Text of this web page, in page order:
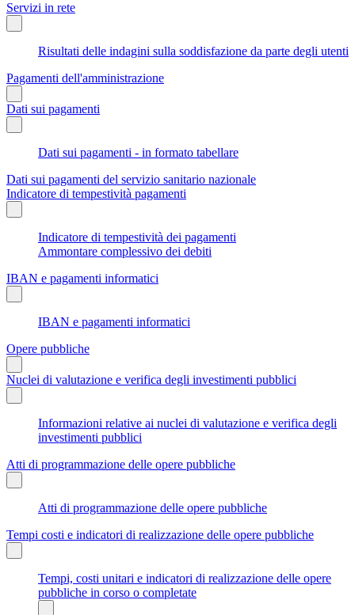
Servizi in rete
Risultati delle indagini sulla soddisfazione da parte degli utenti
Pagamenti dell'amministrazione
Dati sui pagamenti
Dati sui pagamenti - in formato tabellare
Dati sui pagamenti del servizio sanitario nazionale
Indicatore di tempestività pagamenti
Indicatore di tempestività dei pagamenti
Ammontare complessivo dei debiti
IBAN e pagamenti informatici
IBAN e pagamenti informatici
Opere pubbliche
Nuclei di valutazione e verifica degli investimenti pubblici
Informazioni relative ai nuclei di valutazione e verifica degli
investimenti pubblici
Atti di programmazione delle opere pubbliche
Atti di programmazione delle opere pubbliche
Tempi costi e indicatori di realizzazione delle opere pubbliche
Tempi, costi unitari e indicatori di realizzazione delle opere
pubbliche in corso o completate